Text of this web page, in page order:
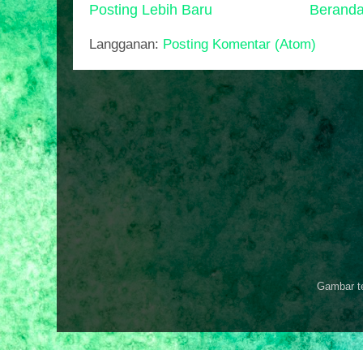
Posting Lebih Baru
Langganan: Posting Komentar (Atom)
Gambar